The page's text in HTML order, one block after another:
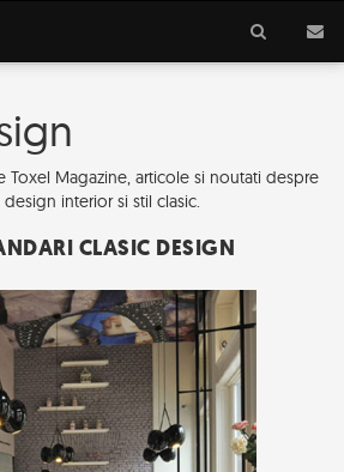
Toxel Magazine, articole si noutati despre
interior si stil clasic.
CLASIC DESIGN